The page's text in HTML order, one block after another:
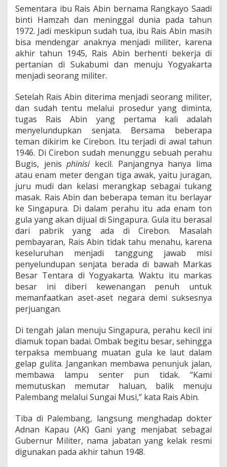
t
u
a
U
m
u
L
I
(
)
Sementara ibu Rais Abin bernama Rangkayo Saadi
binti Hamzah dan meninggal dunia pada tahun
1972. Jadi meskipun sudah tua, ibu Rais Abin masih
bisa mendengar anaknya menjadi militer, karena
akhir tahun 1945, Rais Abin berhenti bekerja di
pertanian di Sukabumi dan menuju Yogyakarta
menjadi seorang militer.
Setelah Rais Abin diterima menjadi seorang militer,
dan sudah tentu melalui prosedur yang diminta,
tugas Rais Abin yang pertama kali adalah
menyelundupkan senjata. Bersama beberapa
teman dikirim ke Cirebon. Itu terjadi di awal tahun
1946. Di Cirebon sudah menunggu sebuah perahu
Bugis, jenisphinisikecil. Panjangnya hanya lima
atau enam meter dengan tiga awak, yaitu juragan,
juru mudi dan kelasi merangkap sebagai tukang
masak. Rais Abin dan beberapa teman itu berlayar
ke Singapura. Di dalam perahu itu ada enam ton
gula yang akan dijual di Singapura. Gula itu berasal
dari pabrik yang ada di Cirebon. Masalah
pembayaran, Rais Abin tidak tahu menahu, karena
keseluruhan menjadi tanggung jawab misi
penyelundupan senjata berada di bawah Markas
Besar Tentara di Yogyakarta. Waktu itu markas
besar ini diberi kewenangan penuh untuk
memanfaatkan aset-aset negara demi suksesnya
perjuangan.
Di tengah jalan menuju Singapura, perahu kecil ini
diamuk topan badai. Ombak begitu besar, sehingga
terpaksa membuang muatan gula ke laut dalam
gelap gulita. Jangankan membawa penunjuk jalan,
membawa lampu senter pun tidak. “Kami
memutuskan memutar haluan, balik menuju
Palembang melalui Sungai Musi,” kata Rais Abin.
Tiba di Palembang, langsung menghadap dokter
Adnan Kapau (AK) Gani yang menjabat sebagai
Gubernur Militer, nama jabatan yang kelak resmi
digunakan pada akhir tahun 1948.